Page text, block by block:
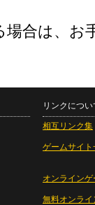
合は、お
リンクについ
相互リンク集
ゲームサイト
オンラインゲ
無料オンライ